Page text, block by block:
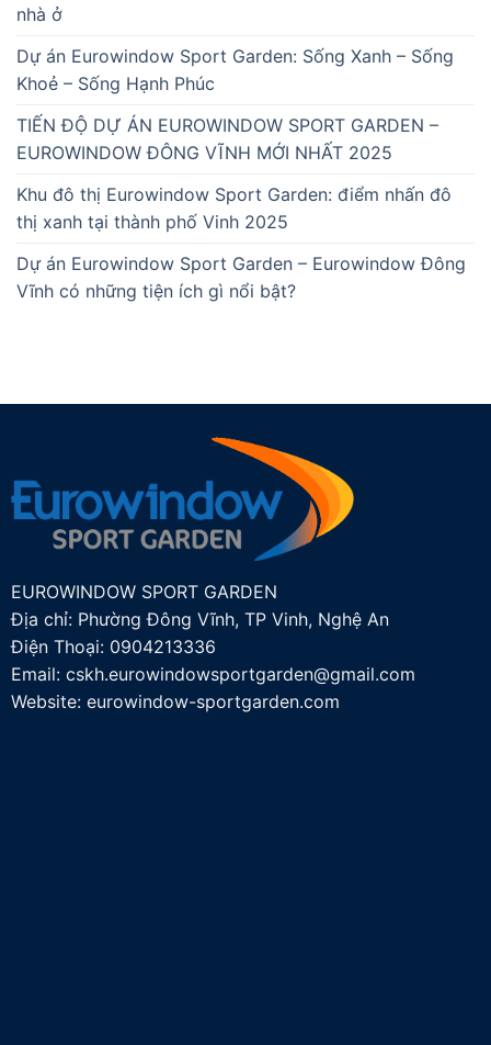
nhà ở
Dự án Eurowindow Sport Garden: Sống Xanh – Sống
Khoẻ – Sống Hạnh Phúc
TIẾN ĐỘ DỰ ÁN EUROWINDOW SPORT GARDEN –
EUROWINDOW ĐÔNG VĨNH MỚI NHẤT 2025
Khu đô thị Eurowindow Sport Garden: điểm nhấn đô
thị xanh tại thành phố Vinh 2025
Dự án Eurowindow Sport Garden – Eurowindow Đông
Vĩnh có những tiện ích gì nổi bật?
EUROWINDOW SPORT GARDEN
Địa chỉ: Phường Đông Vĩnh, TP Vinh, Nghệ An
Điện Thoại: 0904213336
Email: cskh.eurowindowsportgarden@gmail.com
Website: eurowindow-sportgarden.com